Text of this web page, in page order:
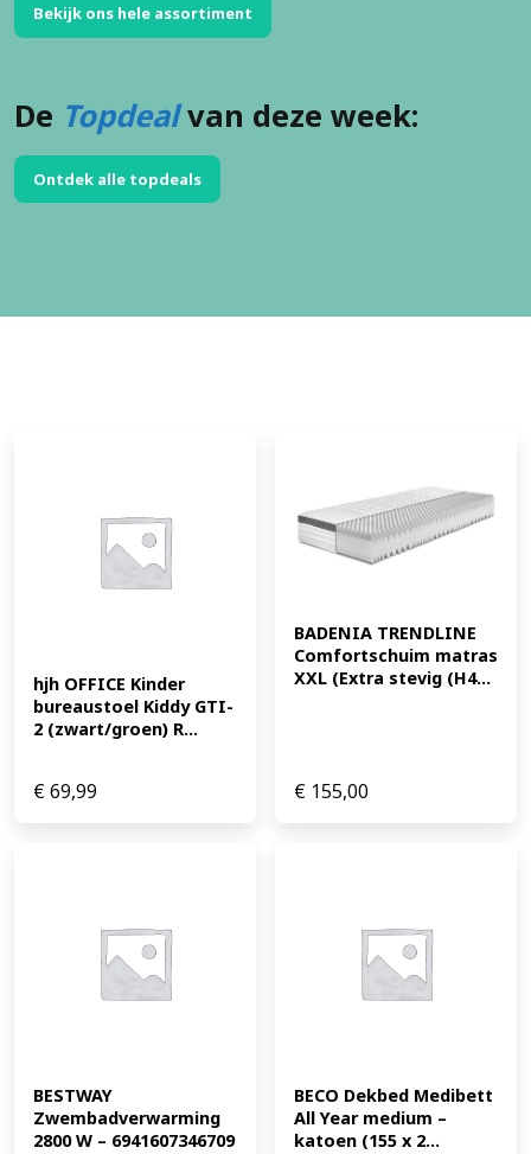
Bekijk ons hele assortiment
De Topdealvan deze week:
Ontdek alle topdeals
hjh OFFICE Kinder
bureaustoel Kiddy GTI-
2 (zwart/groen) R...
€69,99
BADENIA TRENDLINE
Comfortschuim matras
XXL (Extra stevig (H4...
€ 155,00
BESTWAY
Zwembadverwarming
2800 W – 6941607346709
BECO Dekbed Medibett
All Year medium –
katoen (155 x 2...